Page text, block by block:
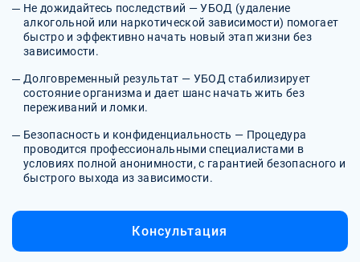
Не дожидайтесь последствий — УБОД (удаление
алкогольной или наркотической зависимости) помогает
быстро и эффективно начать новый этап жизни без
зависимости.
Долговременный результат — УБОД стабилизирует
состояние организма и дает шанс начать жить без
переживаний и ломки.
Безопасность и конфиденциальность — Процедура
проводится профессиональными специалистами в
условиях полной анонимности, с гарантией безопасного и
быстрого выхода из зависимости.
Консультация